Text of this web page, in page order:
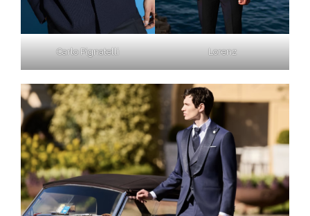
Carlo Pignatelli Lorenz